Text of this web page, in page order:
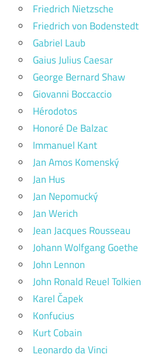
Friedrich Nietzsche
Friedrich von Bodenstedt
Gabriel Laub
Gaius Julius Caesar
George Bernard Shaw
Giovanni Boccaccio
Hérodotos
Honoré De Balzac
Immanuel Kant
Jan Amos Komenský
Jan Hus
Jan Nepomucký
Jan Werich
Jean Jacques Rousseau
Johann Wolfgang Goethe
John Lennon
John Ronald Reuel Tolkien
Karel Čapek
Konfucius
Kurt Cobain
Leonardo da Vinci